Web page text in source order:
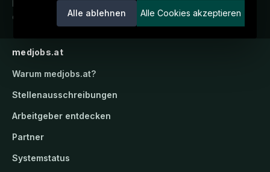
Alle ablehnen Alle Cookies akzeptieren
Karriereportal.Ein Service der
candidatis GmbH.
medjobs.at
Warum medjobs.at?
Stellenausschreibungen
Arbeitgeber entdecken
Partner
Systemstatus